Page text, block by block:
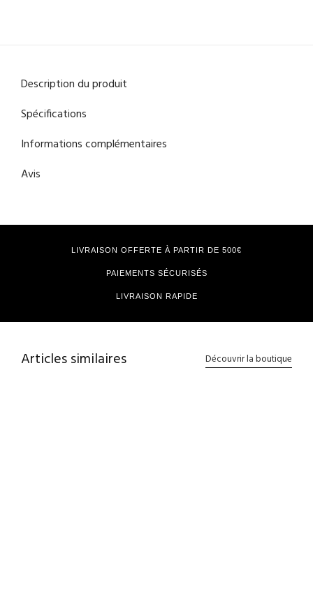
Description du produit
Spécifications
Informations complémentaires
Avis
LIVRAISON OFFERTE À PARTIR DE 500€
PAIEMENTS SÉCURISÉS
LIVRAISON RAPIDE
Articles similaires Découvrir la boutique